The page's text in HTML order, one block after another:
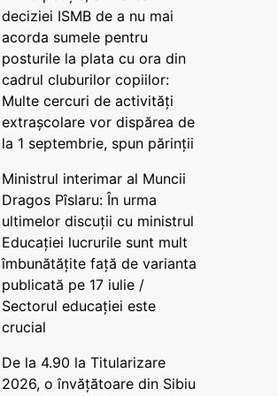
deciziei ISMB de a nu mai
acorda sumele pentru
posturile la plata cu ora din
cadrul cluburilor copiilor:
Multe cercuri de activități
extrașcolare vor dispărea de
la 1 septembrie, spun părinții
Ministrul interimar al Muncii
Dragos Pîslaru: În urma
ultimelor discuții cu ministrul
Educației lucrurile sunt mult
îmbunătățite față de varianta
publicată pe 17 iulie /
Sectorul educației este
crucial
De la 4.90 la Titularizare
2026, o învățătoare din Sibiu